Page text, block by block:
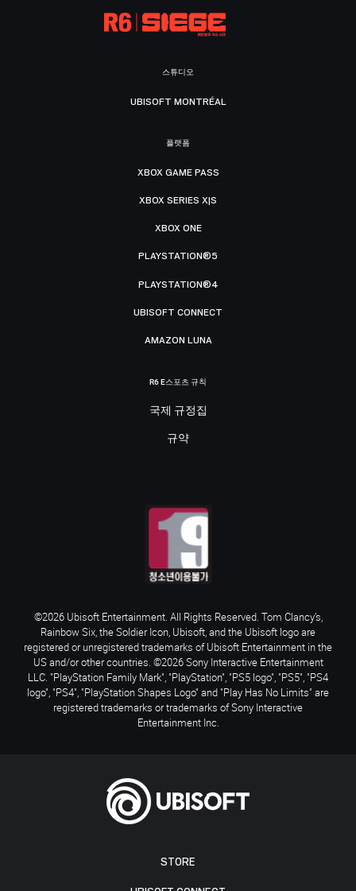
STORE
스튜디오
UBISOFT MONTRÉAL
플랫폼
XBOX GAME PASS
XBOX SERIES X|S
XBOX ONE
PLAYSTATION®5
PLAYSTATION®4
UBISOFT CONNECT
AMAZON LUNA
R6 E스포츠 규칙
국제 규정집
규약
©2026 Ubisoft Entertainment. All Rights Reserved. Tom Clancy’s,
Rainbow Six, the Soldier Icon, Ubisoft, and the Ubisoft logo are
registered or unregistered trademarks of Ubisoft Entertainment in the
US and/or other countries. ©2026 Sony Interactive Entertainment
LLC. "PlayStation Family Mark", "PlayStation", "PS5 logo", "PS5", "PS4
logo", "PS4", "PlayStation Shapes Logo" and "Play Has No Limits" are
registered trademarks or trademarks of Sony Interactive
Entertainment Inc.